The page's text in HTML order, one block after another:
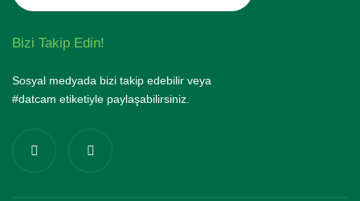
Bizi Takip Edin!
Sosyal medyada bizi takip edebilir veya
#datcam etiketiyle paylaşabilirsiniz.